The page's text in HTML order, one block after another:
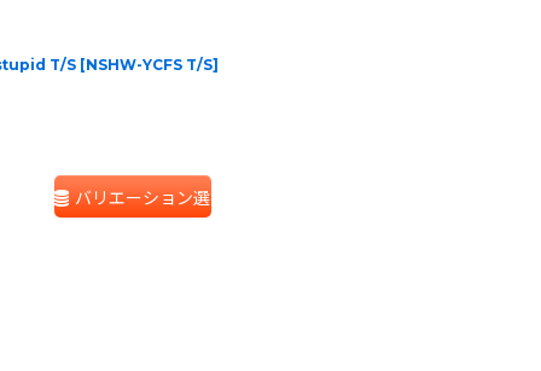
T/S [NSHW-YCFS T/S]
バリエーション選択